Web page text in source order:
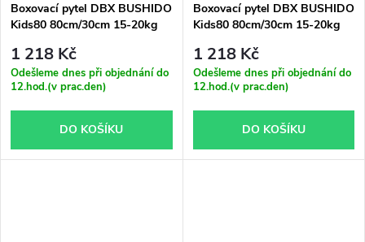
Boxovací pytel DBX BUSHIDO
Kids80 80cm/30cm 15-20kg
1 218 Kč
Odešleme dnes při objednání do
12.hod.(v prac.den)
DO KOŠÍKU
Boxovací pytel DBX BUSHIDO
Kids80 80cm/30cm 15-20kg
1 218 Kč
Odešleme dnes při objednání do
12.hod.(v prac.den)
DO KOŠÍKU